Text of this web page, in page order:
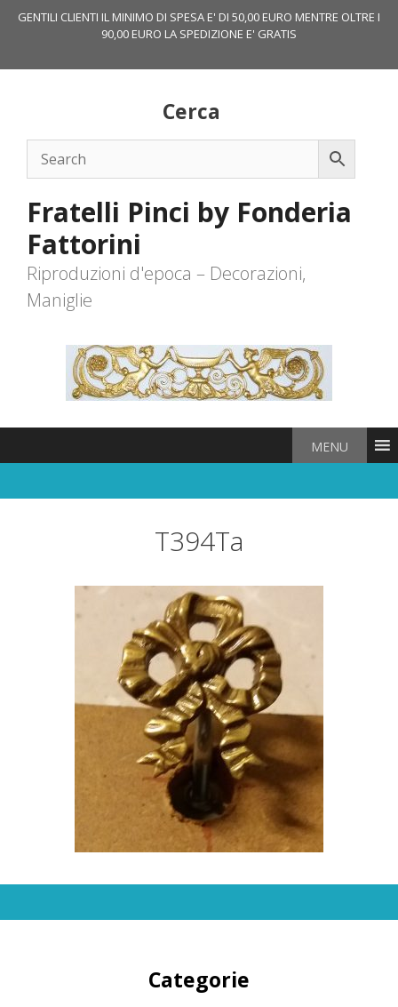
GENTILI CLIENTI IL MINIMO DI SPESA E' DI 50,00 EURO MENTRE OLTRE I
90,00 EURO LA SPEDIZIONE E' GRATIS
Cerca
Fratelli Pinci by Fonderia
Fattorini
Riproduzioni d'epoca – Decorazioni,
Maniglie
MENU
T394Ta
Categorie